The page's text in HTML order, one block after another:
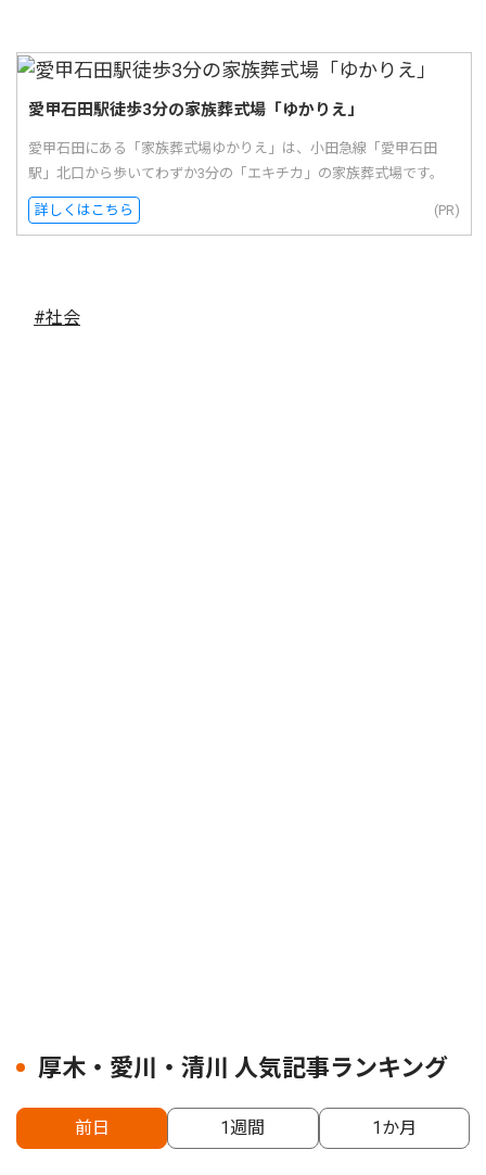
愛甲石田駅徒歩3分の家族葬式場「ゆかりえ」
愛甲石田にある「家族葬式場ゆかりえ」は、小田急線「愛甲石田
駅」北口から歩いてわずか3分の「エキチカ」の家族葬式場です。
詳しくはこちら (PR)
#社会
厚木・愛川・清川 人気記事ランキング
前日 1週間 1か月